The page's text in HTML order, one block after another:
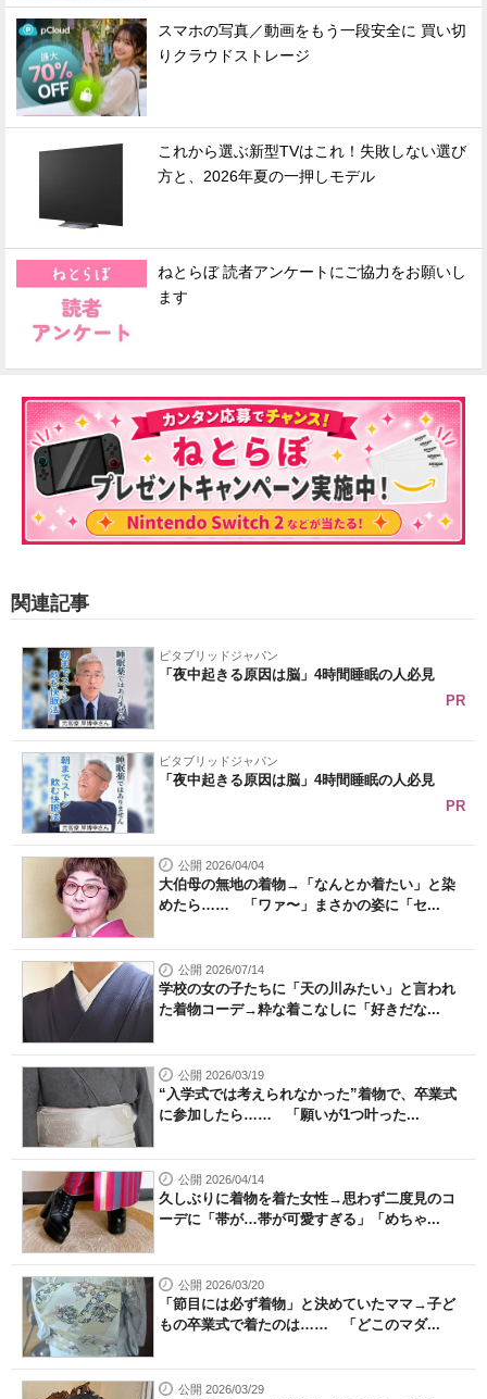
スマホの写真／動画をもう一段安全に 買い切
りクラウドストレージ
これから選ぶ新型TVはこれ！失敗しない選び
方と、2026年夏の一押しモデル
ねとらぼ 読者アンケートにご協力をお願いし
ます
関連記事
ビタブリッドジャパン
「夜中起きる原因は脳」4時間睡眠の人必見
PR
ビタブリッドジャパン
「夜中起きる原因は脳」4時間睡眠の人必見
PR
公開 2026/04/04
大伯母の無地の着物→「なんとか着たい」と染
めたら…… 「ワァ〜」まさかの姿に「セ...
公開 2026/07/14
学校の女の子たちに「天の川みたい」と言われ
た着物コーデ→粋な着こなしに「好きだな...
公開 2026/03/19
“入学式では考えられなかった”着物で、卒業式
に参加したら…… 「願いが1つ叶った...
公開 2026/04/14
久しぶりに着物を着た女性→思わず二度見のコ
ーデに「帯が…帯が可愛すぎる」「めちゃ...
公開 2026/03/20
「節目には必ず着物」と決めていたママ→子ど
もの卒業式で着たのは…… 「どこのマダ...
公開 2026/03/29